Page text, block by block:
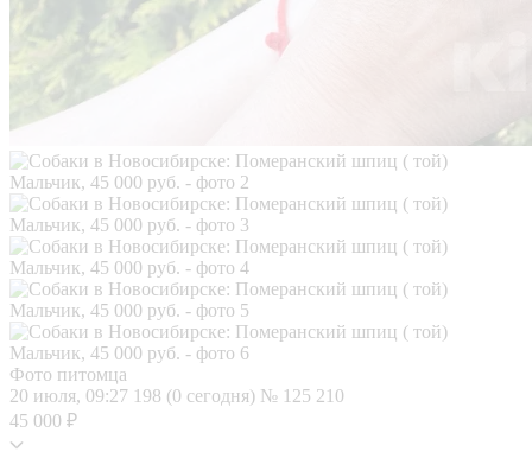
Фото питомца
20 июля, 09:27 198 (0 сегодня) № 125 210
45 000 ₽